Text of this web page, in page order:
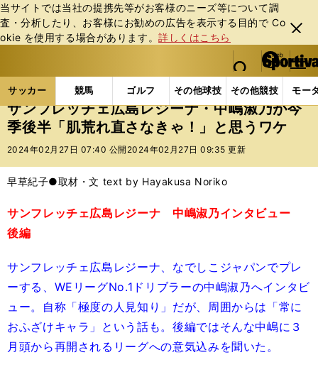
当サイトでは当社の提携先等がお客様のニーズ等について調
査・分析したり、お客様にお勧めの広告を表⽰する⽬的で Co
okie を使⽤する場合があります。詳しくはこちら
閉じ
る
web Sportiva (webスポルティーバ)
検索
マイペ
ー
ジ
メニュ
サッカー 競馬 ゴルフ その他球技 その他競技 モー
ス
ポ
ル
バ
サッカーの記事一覧 サッカー代表 なでしこジャパ
サンフレッチェ広島レジーナ・中嶋淑乃が今
季後半「肌荒れ直さなきゃ！」と思うワケ
2024年02月27日 07:40 公開 2024年02月27日 09:35 更新
早草紀子●取材・文 text by Hayakusa Noriko
サンフレッチェ広島レジーナ 中嶋淑乃インタビュー
後編
サンフレッチェ広島レジーナ、なでしこジャパンでプレ
ーする、WEリーグNo.1ドリブラーの中嶋淑乃へインタビ
ュー。自称「極度の人見知り」だが、周囲からは「常に
おふざけキャラ」という話も。後編ではそんな中嶋に３
月頭から再開されるリーグへの意気込みを聞いた。